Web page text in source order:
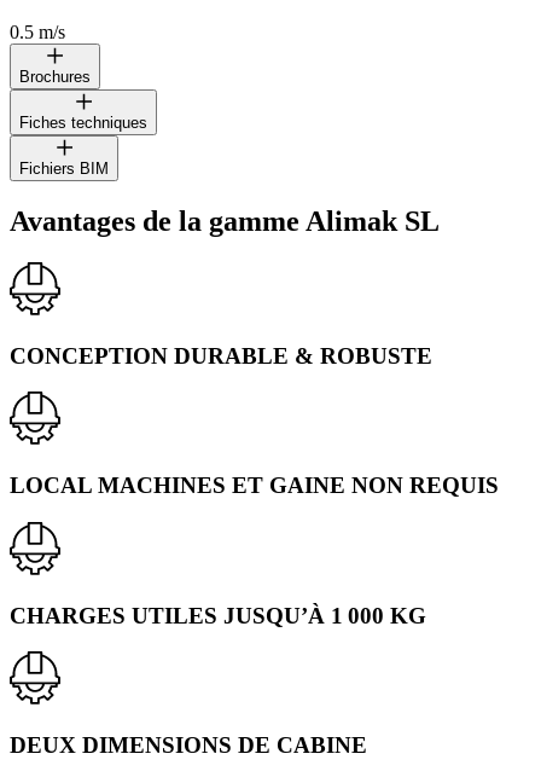
0.5 m/s
Brochures
ALIMAK SL
Gamme d’ascenseurs industriels
Fiches techniques
ALIMAK SL 500 & 1000
Ascenseurs industriels
Fichiers BIM
ALIMAK SL
Voir dans la galerie BIM 3D
Avantages de la gamme Alimak SL
CONCEPTION DURABLE & ROBUSTE
LOCAL MACHINES ET GAINE NON REQUIS
CHARGES UTILES JUSQU’À 1 000 KG
DEUX DIMENSIONS DE CABINE